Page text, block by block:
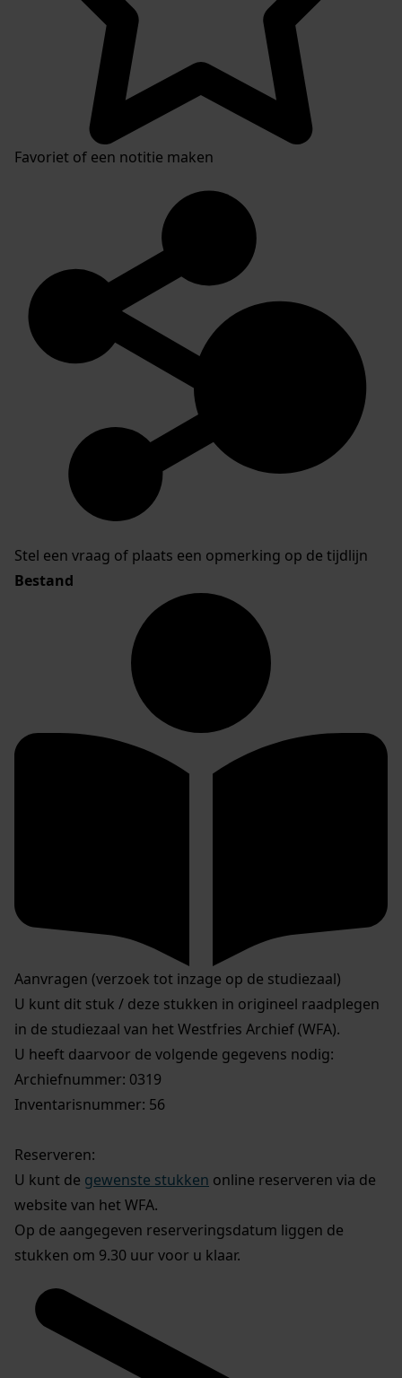
Favoriet of een notitie maken
Stel een vraag of plaats een opmerking op de tijdlijn
Bestand
Aanvragen (verzoek tot inzage op de studiezaal)
U kunt dit stuk / deze stukken in origineel raadplegen
in de studiezaal van het Westfries Archief (WFA).
U heeft daarvoor de volgende gegevens nodig:
Archiefnummer: 0319
Inventarisnummer: 56
Reserveren:
U kunt de gewenste stukken online reserveren via de
website van het WFA.
Op de aangegeven reserveringsdatum liggen de
stukken om 9.30 uur voor u klaar.